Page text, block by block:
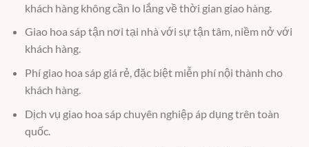
khách hàng không cần lo lắng về thời gian giao hàng.
Giao hoa sáp tận nơi tại nhà với sự tận tâm, niềm nở với
khách hàng.
Phí giao hoa sáp giá rẻ, đặc biệt miễn phí nội thành cho
khách hàng.
Dịch vụ giao hoa sáp chuyên nghiệp áp dụng trên toàn
quốc.